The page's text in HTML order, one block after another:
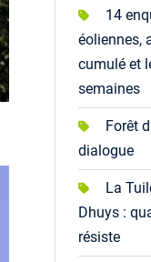
14
éoliennes,
cumulé et
semaines
Forêt
dialogue
La
Dhuys :
résiste